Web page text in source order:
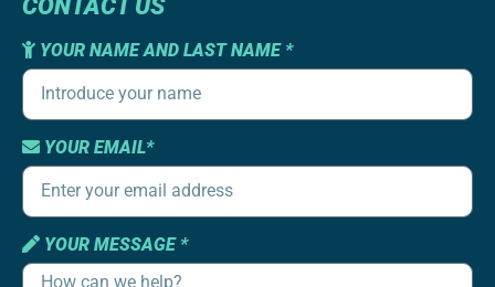
CONTACT US
YOUR NAME AND LAST NAME *
YOUR EMAIL*
YOUR MESSAGE *